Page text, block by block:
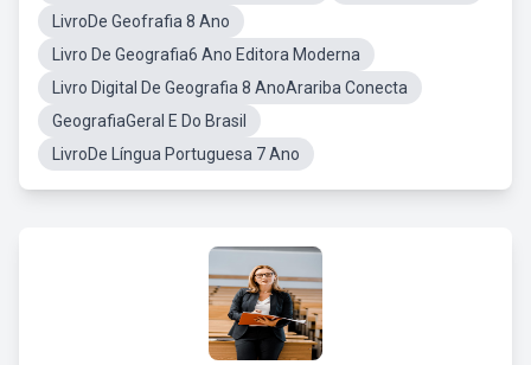
LivroDe Geofrafia 8 Ano
Livro De Geografia6 Ano Editora Moderna
Livro Digital De Geografia 8 AnoArariba Conecta
GeografiaGeral E Do Brasil
LivroDe Língua Portuguesa 7 Ano